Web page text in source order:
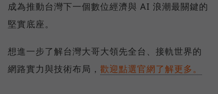
成為推動台灣下一個數位經濟與 AI 浪潮最關鍵的
堅實底座。
想進一步了解台灣大哥大領先全台、接軌世界的
網路實力與技術布局， 歡迎點選官網了解更多。